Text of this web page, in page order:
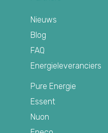
Nieuws
Blog
FAQ
Energieleveranciers
Pure Energie
Essent
Nuon